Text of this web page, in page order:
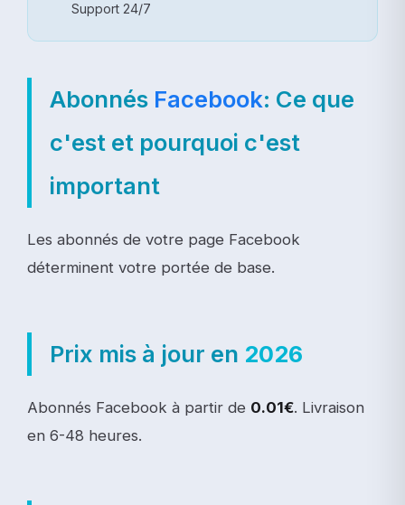
Support 24/7
Abonnés Facebook: Ce que
c'est et pourquoi c'est
important
Les abonnés de votre page Facebook
déterminent votre portée de base.
Prix mis à jour en 2026
Abonnés Facebook à partir de 0.01€. Livraison
en 6-48 heures.